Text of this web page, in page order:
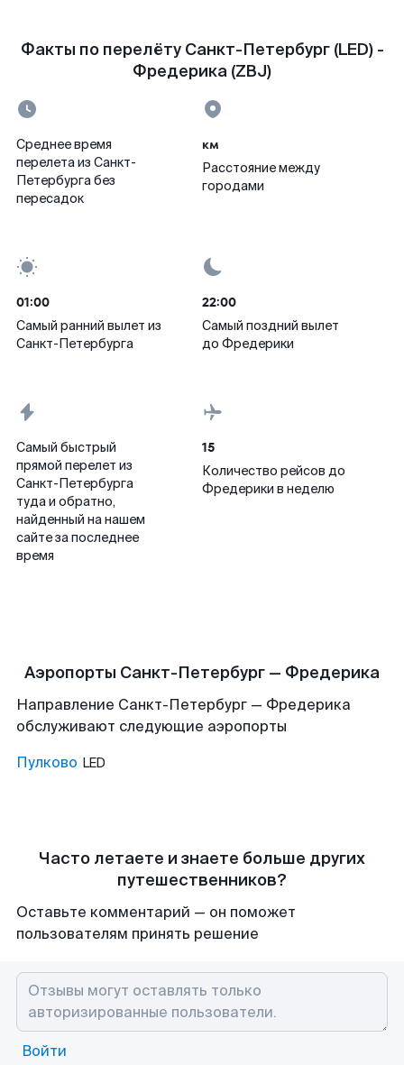
Факты по перелёту Санкт-Петербург (LED) -
Фредерика (ZBJ)
Среднее время
перелета из Санкт-
Петербурга без
пересадок
км
Расстояние между
городами
01:00
Самый ранний вылет из
Санкт-Петербурга
22:00
Самый поздний вылет
до Фредерики
Самый быстрый
прямой перелет из
Санкт-Петербурга
туда и обратно,
найденный на нашем
сайте за последнее
время
15
Количество рейсов до
Фредерики в неделю
Аэропорты Санкт-Петербург — Фредерика
Направление Санкт-Петербург — Фредерика
обслуживают следующие аэропорты
Пулково LED
Часто летаете и знаете больше других
путешественников?
Оставьте комментарий — он поможет
пользователям принять решение
Войти